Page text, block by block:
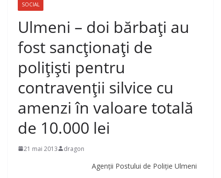
SOCIAL
Ulmeni – doi bărbaţi au
fost sancţionaţi de
poliţişti pentru
contravenţii silvice cu
amenzi în valoare totală
de 10.000 lei
21 mai 2013 dragon
Agenţii Postului de Poliţie Ulmeni